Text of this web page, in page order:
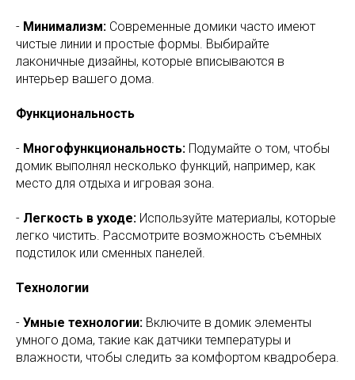
- Минимализм: Современные домики часто имеют
чистые линии и простые формы. Выбирайте
лаконичные дизайны, которые вписываются в
интерьер вашего дома.
Функциональность
- Многофункциональность: Подумайте о том, чтобы
домик выполнял несколько функций, например, как
место для отдыха и игровая зона.
- Легкость в уходе: Используйте материалы, которые
легко чистить. Рассмотрите возможность съемных
подстилок или сменных панелей.
Технологии
- Умные технологии: Включите в домик элементы
умного дома, такие как датчики температуры и
влажности, чтобы следить за комфортом квадробера.